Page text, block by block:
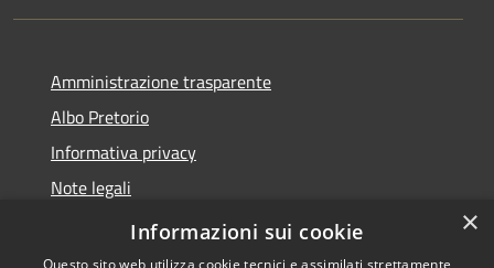
Amministrazione trasparente
Albo Pretorio
Informativa privacy
Note legali
Dichiarazione di accessibilità
×
Informazioni sui cookie
Questo sito web utilizza cookie tecnici e assimilati strettamente